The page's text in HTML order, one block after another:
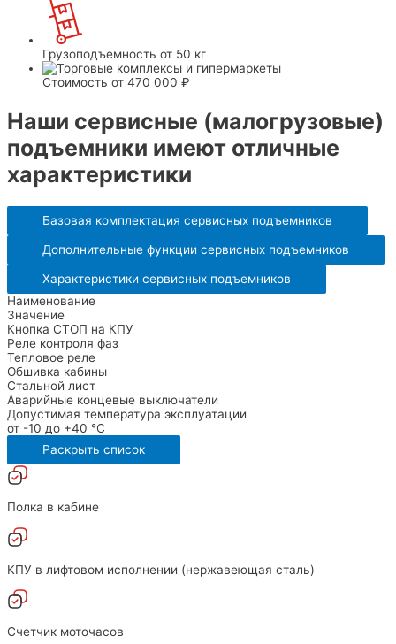
Грузоподъемность от 50 кг
Стоимость от 470 000 ₽
Наши сервисные (малогрузовые)
подъемники имеют отличные
характеристики
Базовая комплектация сервисных подъемников
Дополнительные функции сервисных подъемников
Характеристики сервисных подъемников
Наименование
Значение
Кнопка СТОП на КПУ
Реле контроля фаз
Тепловое реле
Обшивка кабины
Стальной лист
Аварийные концевые выключатели
Допустимая температура эксплуатации
от -10 до +40 °С
Раскрыть список
Полка в кабине
КПУ в лифтовом исполнении (нержавеющая сталь)
Счетчик моточасов